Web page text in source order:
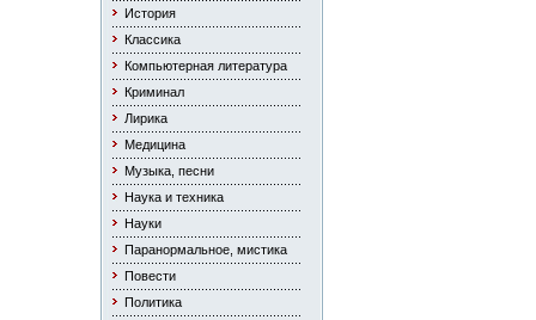
История
Классика
Компьютерная литература
Криминал
Лирика
Медицина
Музыка, песни
Наука и техника
Науки
Паранормальное, мистика
Повести
Политика